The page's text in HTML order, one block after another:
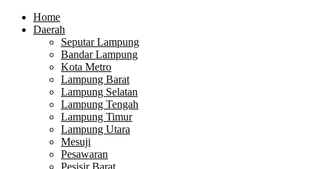
Home
Daerah
Seputar Lampung
Bandar Lampung
Kota Metro
Lampung Barat
Lampung Selatan
Lampung Tengah
Lampung Timur
Lampung Utara
Mesuji
Pesawaran
Pesisir Barat